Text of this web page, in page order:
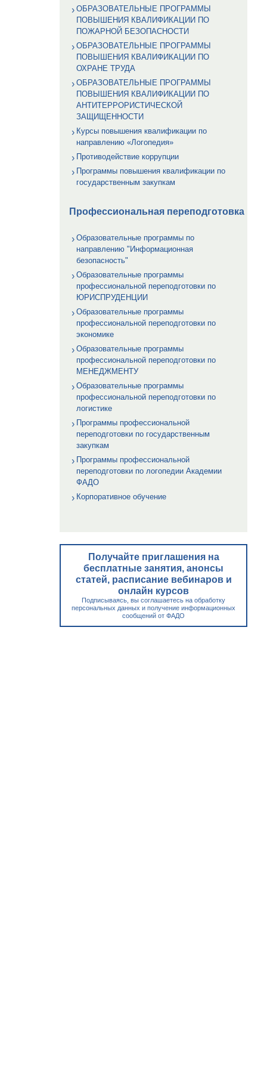
ОБРАЗОВАТЕЛЬНЫЕ ПРОГРАММЫ
ПОВЫШЕНИЯ КВАЛИФИКАЦИИ ПО
ПОЖАРНОЙ БЕЗОПАСНОСТИ
ОБРАЗОВАТЕЛЬНЫЕ ПРОГРАММЫ
ПОВЫШЕНИЯ КВАЛИФИКАЦИИ ПО
ОХРАНЕ ТРУДА
ОБРАЗОВАТЕЛЬНЫЕ ПРОГРАММЫ
ПОВЫШЕНИЯ КВАЛИФИКАЦИИ ПО
АНТИТЕРРОРИСТИЧЕСКОЙ
ЗАЩИЩЕННОСТИ
Курсы повышения квалификации по
направлению «Логопедия»
Противодействие коррупции
Программы повышения квалификации по
государственным закупкам
Профессиональная переподготовка
Образовательные программы по
направлению "Информационная
безопасность"
Образовательные программы
профессиональной переподготовки по
ЮРИСПРУДЕНЦИИ
Образовательные программы
профессиональной переподготовки по
экономике
Образовательные программы
профессиональной переподготовки по
МЕНЕДЖМЕНТУ
Образовательные программы
профессиональной переподготовки по
логистике
Программы профессиональной
переподготовки по государственным
закупкам
Программы профессиональной
переподготовки по логопедии Академии
ФАДО
Корпоративное обучение
Получайте приглашения на
бесплатные занятия, анонсы
статей, расписание вебинаров и
онлайн курсов
Подписываясь, вы соглашаетесь на обработку
персональных данных и получение информационных
сообщений от ФАДО